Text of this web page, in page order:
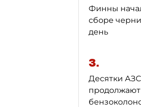
Финны
сборе
день
3.
Десятки
продолжают